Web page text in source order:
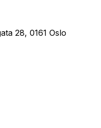
28, 0161 Oslo